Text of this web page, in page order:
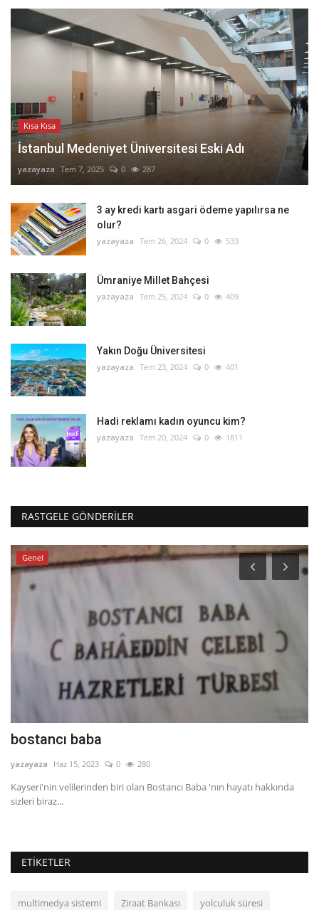
Kısa Kısa
İstanbul Medeniyet Üniversitesi Eski Adı
yazayaza Tem 7, 2025 0 287
3 ay kredi kartı asgari ödeme yapılırsa ne
olur?
yazayaza Tem 26, 2024 0 533
Ümraniye Millet Bahçesi
yazayaza Tem 25, 2024 0 409
Yakın Doğu Üniversitesi
yazayaza Tem 23, 2024 0 401
Hadi reklamı kadın oyuncu kim?
yazayaza Tem 20, 2024 0 1811
RASTGELE GÖNDERILER
Genel
bostancı baba
yazayaza Haz 15, 2023 0 280
Kayseri'nin velilerinden biri olan Bostancı Baba 'nın hayatı hakkında
sizleri biraz...
ETIKETLER
multimedya sistemi Ziraat Bankası yolculuk süresi